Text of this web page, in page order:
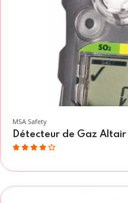
MSA Safety
Détecteur de Gaz